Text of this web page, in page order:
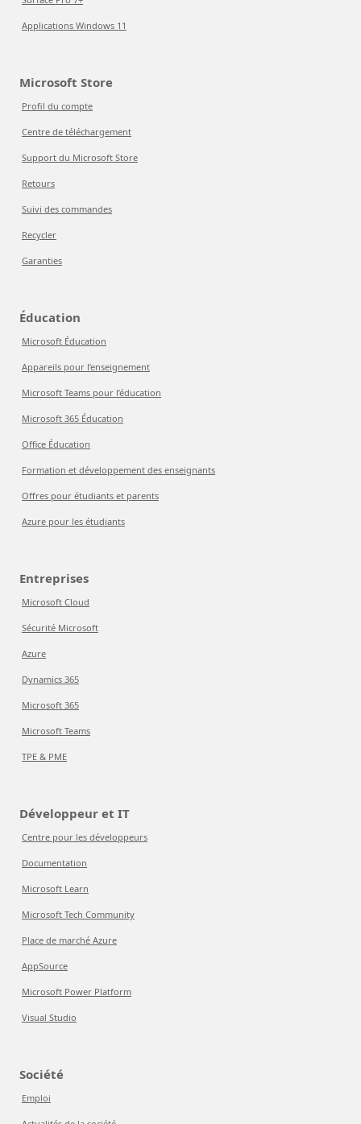
Applications Windows 11
Microsoft Store
Profil du compte
Centre de téléchargement
Support du Microsoft Store
Retours
Suivi des commandes
Recycler
Garanties
Éducation
Microsoft Éducation
Appareils pour l’enseignement
Microsoft Teams pour l’éducation
Microsoft 365 Éducation
Office Éducation
Formation et développement des enseignants
Offres pour étudiants et parents
Azure pour les étudiants
Entreprises
Microsoft Cloud
Sécurité Microsoft
Azure
Dynamics 365
Microsoft 365
Microsoft Teams
TPE & PME
Développeur et IT
Centre pour les développeurs
Documentation
Microsoft Learn
Microsoft Tech Community
Place de marché Azure
AppSource
Microsoft Power Platform
Visual Studio
Société
Emploi